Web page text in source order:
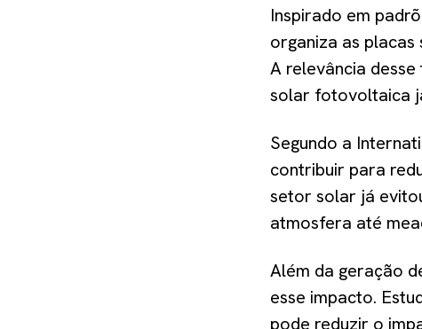
Inspirado em
organiza as
A relevância
solar fotovoltaica
Segundo a
contribuir para
setor solar já
atmosfera até
Além da geração
esse impacto.
pode reduzir o